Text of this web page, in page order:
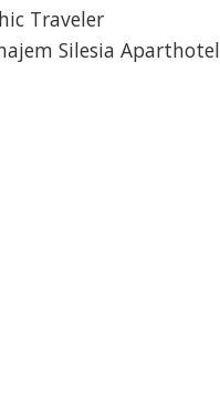
Traveler
Silesia Aparthotel